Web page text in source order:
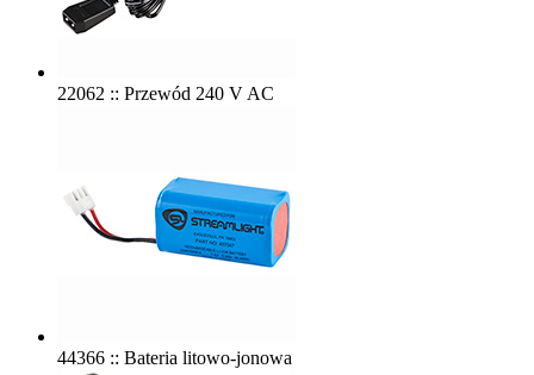
22062 :: Przewód 240 V AC
44366 :: Bateria litowo-jonowa